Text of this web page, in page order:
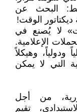
البحث عن
الوقت!
لا يُصنع في
الإعلامية.
وهيكلاً
التي لا يمكن
من أجل
تقيم